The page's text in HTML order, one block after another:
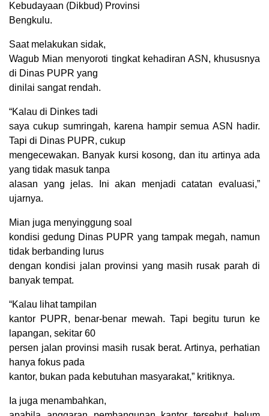
Kebudayaan (Dikbud) Provinsi
Bengkulu.
Saat melakukan sidak,
Wagub Mian menyoroti tingkat kehadiran ASN, khususnya
di Dinas PUPR yang
dinilai sangat rendah.
“Kalau di Dinkes tadi
saya cukup sumringah, karena hampir semua ASN hadir.
Tapi di Dinas PUPR, cukup
mengecewakan. Banyak kursi kosong, dan itu artinya ada
yang tidak masuk tanpa
alasan yang jelas. Ini akan menjadi catatan evaluasi,”
ujarnya.
Mian juga menyinggung soal
kondisi gedung Dinas PUPR yang tampak megah, namun
tidak berbanding lurus
dengan kondisi jalan provinsi yang masih rusak parah di
banyak tempat.
“Kalau lihat tampilan
kantor PUPR, benar-benar mewah. Tapi begitu turun ke
lapangan, sekitar 60
persen jalan provinsi masih rusak berat. Artinya, perhatian
hanya fokus pada
kantor, bukan pada kebutuhan masyarakat,” kritiknya.
Ia juga menambahkan,